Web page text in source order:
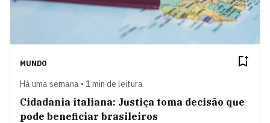
MUNDO
Há uma semana • 1 min de leitura
Cidadania italiana: Justiça toma decisão que
pode beneficiar brasileiros